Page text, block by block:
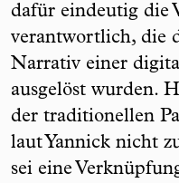
dafür eindeutig die
verantwortlich, die
Narrativ einer
ausgelöst wurden.
der traditionellen
laut Yannick nicht
sei eine